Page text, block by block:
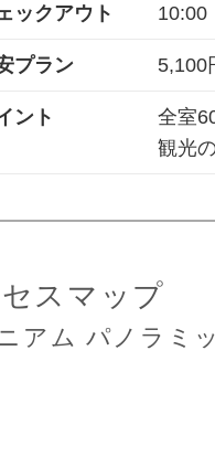
ックアウト 10:00
プラン 5,100
ント
全室
観光
スマップ
アム パノラミ